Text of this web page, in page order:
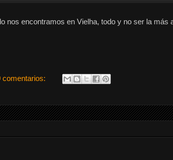
nos encontramos en Vielha, todo y no ser la más
comentarios: